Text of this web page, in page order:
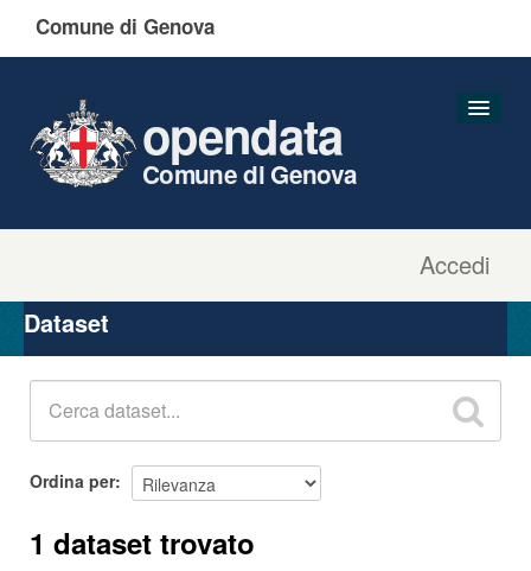
Comune di Genova
Accedi
opendata
Comune di Genova
Organizzazioni
Gruppi
Dataset
Ordina per
1 dataset trovato